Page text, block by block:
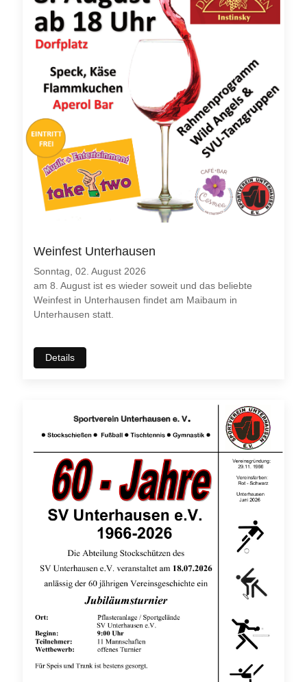
Weinfest Unterhausen
Sonntag, 02. August 2026
am 8. August ist es wieder soweit und das beliebte
Weinfest in Unterhausen findet am Maibaum in
Unterhausen statt.
Details